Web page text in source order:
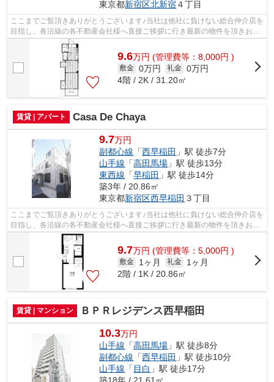
東京都新宿区北新宿４丁目
ここまでご覧頂きありがとうございます♪当社は他社に負けない総合仲介店を
目指し、各沿線の各不動産会社様へ直接ご挨拶に行き最新の物件を頂きお客
様へ提供しております！最新の情報は...
9.6万円 (管理費等：8,000円 )
敷金 0万円 礼金 0万円
4階 / 2K / 31.20㎡
賃貸 | アパート Casa De Chaya
9.7万円
副都心線 「西早稲田 」駅 徒歩7分
山手線 「高田馬場 」駅 徒歩13分
東西線 「早稲田 」駅 徒歩14分
築3年 / 20.86㎡
東京都新宿区西早稲田 ３丁目
ここまでご覧頂きありがとうございます♪当社は他社に負けない総合仲介店を
目指し、各沿線の各不動産会社様へ直接ご挨拶に行き最新の物件を頂きお客
様へ提供しております！最新の情報は...
9.7万円 (管理費等：5,000円 )
敷金 1ヶ月 礼金
1ヶ月
2階 / 1K / 20.86㎡
賃貸 | マンション ＢＰＲレジデンス西早稲田
10.3万円
山手線 「高田馬場 」駅 徒歩8分
副都心線 「西早稲田 」駅 徒歩10分
山手線 「 目白 」駅 徒歩17分